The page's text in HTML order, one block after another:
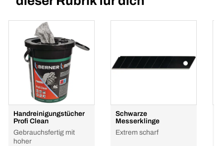
Handreinigungstücher
Profi Clean
Gebrauchsfertig mit
hoher
Schwarze
Messerklinge
Extrem scharf